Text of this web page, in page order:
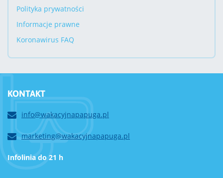
Polityka prywatności
Informacje prawne
Koronawirus FAQ
KONTAKT
info@wakacyjnapapuga.pl
marketing@wakacyjnapapuga.pl
Infolinia do 21 h